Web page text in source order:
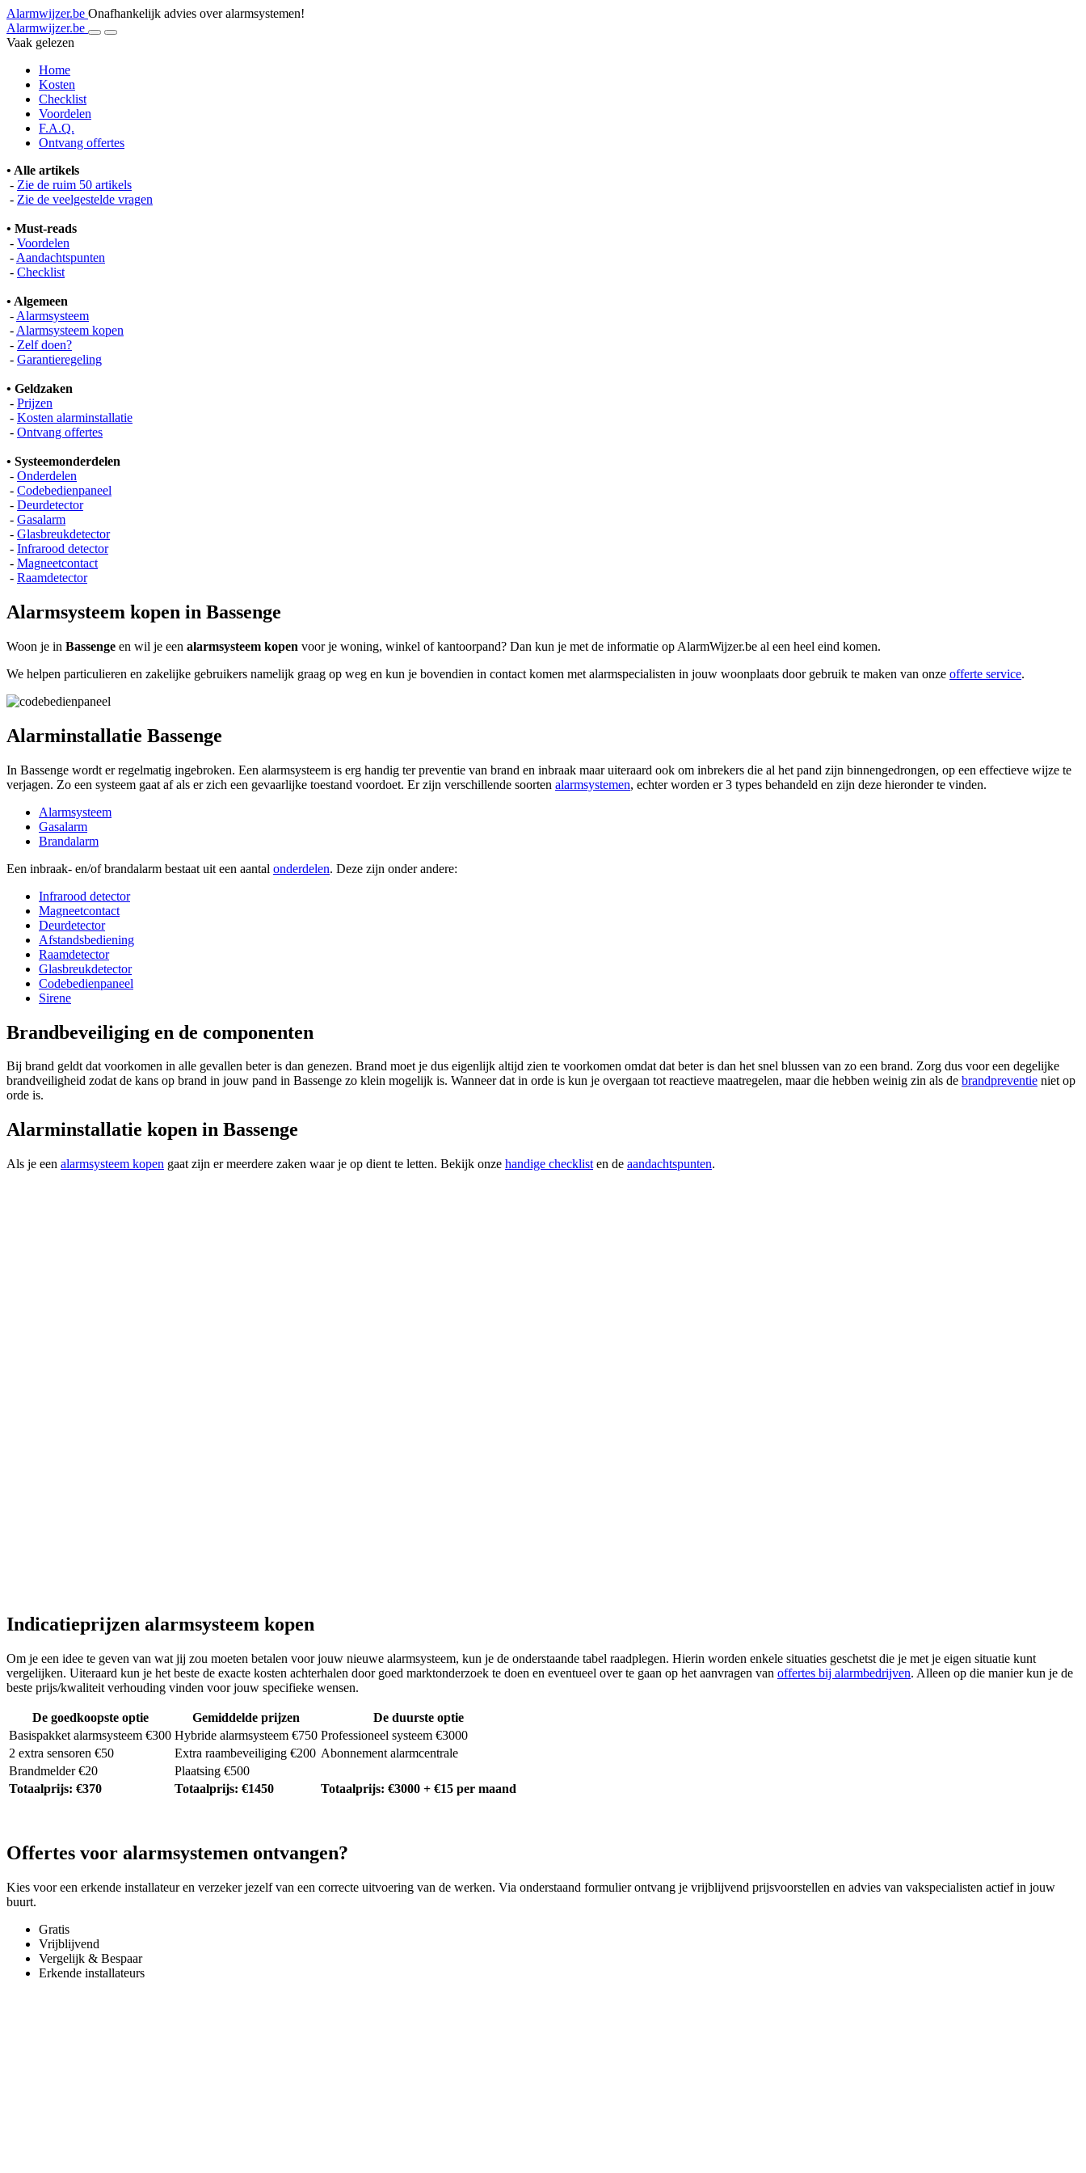
Alarmwijzer.be Onafhankelijk advies over alarmsystemen!
Alarmwijzer.be
Vaak gelezen
Home
Kosten
Checklist
Voordelen
F.A.Q.
Ontvang offertes
• Alle artikels
- Zie de ruim 50 artikels
- Zie de veelgestelde vragen
• Must-reads
- Voordelen
- Aandachtspunten
- Checklist
• Algemeen
- Alarmsysteem
- Alarmsysteem kopen
- Zelf doen?
- Garantieregeling
• Geldzaken
- Prijzen
- Kosten alarminstallatie
- Ontvang offertes
• Systeemonderdelen
- Onderdelen
- Codebedienpaneel
- Deurdetector
- Gasalarm
- Glasbreukdetector
- Infrarood detector
- Magneetcontact
- Raamdetector
Alarmsysteem kopen in Bassenge
Woon je in Bassenge en wil je een alarmsysteem kopen voor je woning, winkel of kantoorpand? Dan kun je met de informatie op AlarmWijzer.be al een heel eind komen.
We helpen particulieren en zakelijke gebruikers namelijk graag op weg en kun je bovendien in contact komen met alarmspecialisten in jouw woonplaats door gebruik te maken van onze offerte service.
Alarminstallatie Bassenge
In Bassenge wordt er regelmatig ingebroken. Een alarmsysteem is erg handig ter preventie van brand en inbraak maar uiteraard ook om inbrekers die al het pand zijn binnengedrongen, op een effectieve wijze te
verjagen. Zo een systeem gaat af als er zich een gevaarlijke toestand voordoet. Er zijn verschillende soorten alarmsystemen, echter worden er 3 types behandeld en zijn deze hieronder te vinden.
Alarmsysteem
Gasalarm
Brandalarm
Een inbraak- en/of brandalarm bestaat uit een aantal onderdelen. Deze zijn onder andere:
Infrarood detector
Magneetcontact
Deurdetector
Afstandsbediening
Raamdetector
Glasbreukdetector
Codebedienpaneel
Sirene
Brandbeveiliging en de componenten
Bij brand geldt dat voorkomen in alle gevallen beter is dan genezen. Brand moet je dus eigenlijk altijd zien te voorkomen omdat dat beter is dan het snel blussen van zo een brand. Zorg dus voor een degelijke
brandveiligheid zodat de kans op brand in jouw pand in Bassenge zo klein mogelijk is. Wanneer dat in orde is kun je overgaan tot reactieve maatregelen, maar die hebben weinig zin als de brandpreventie niet op
orde is.
Alarminstallatie kopen in Bassenge
Als je een alarmsysteem kopen gaat zijn er meerdere zaken waar je op dient te letten. Bekijk onze handige checklist en de aandachtspunten.
Indicatieprijzen alarmsysteem kopen
Om je een idee te geven van wat jij zou moeten betalen voor jouw nieuwe alarmsysteem, kun je de onderstaande tabel raadplegen. Hierin worden enkele situaties geschetst die je met je eigen situatie kunt
vergelijken. Uiteraard kun je het beste de exacte kosten achterhalen door goed marktonderzoek te doen en eventueel over te gaan op het aanvragen van offertes bij alarmbedrijven. Alleen op die manier kun je de
beste prijs/kwaliteit verhouding vinden voor jouw specifieke wensen.
De goedkoopste optie Gemiddelde prijzen
De duurste optie
Basispakket alarmsysteem €300 Hybride alarmsysteem €750 Professioneel systeem €3000
2 extra sensoren €50
Extra raambeveiliging €200 Abonnement alarmcentrale
Brandmelder €20
Plaatsing €500
Totaalprijs: €370
Totaalprijs: €1450 Totaalprijs: €3000 + €15 per maand
Offertes voor alarmsystemen ontvangen?
Kies voor een erkende installateur en verzeker jezelf van een correcte uitvoering van de werken. Via onderstaand formulier ontvang je vrijblijvend prijsvoorstellen en advies van vakspecialisten actief in jouw
buurt.
Gratis
Vrijblijvend
Vergelijk & Bespaar
Erkende installateurs